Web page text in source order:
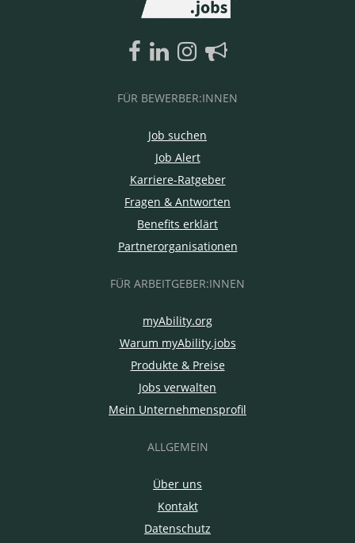
FÜR BEWERBER:INNEN
Job suchen
Job Alert
Karriere-Ratgeber
Fragen & Antworten
Benefits erklärt
Partnerorganisationen
FÜR ARBEITGEBER:INNEN
myAbility.org
Warum myAbility.jobs
Produkte & Preise
Jobs verwalten
Mein Unternehmensprofil
ALLGEMEIN
Über uns
Kontakt
Datenschutz